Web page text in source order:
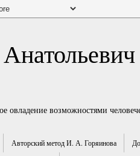
овладение возможностями
Авторский метод И. А. Горяинова